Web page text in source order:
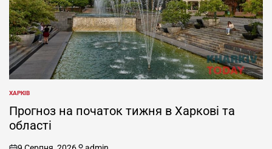
ОПУБЛІКУВАТИ
У
ХАРКІВ
Прогноз на початок тижня в Харкові та
області